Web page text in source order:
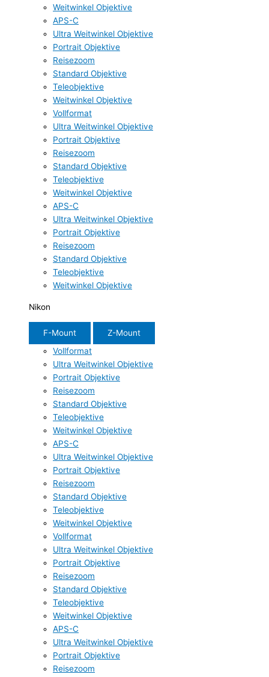
Weitwinkel Objektive
APS-C
Ultra Weitwinkel Objektive
Portrait Objektive
Reisezoom
Standard Objektive
Teleobjektive
Weitwinkel Objektive
Vollformat
Ultra Weitwinkel Objektive
Portrait Objektive
Reisezoom
Standard Objektive
Teleobjektive
Weitwinkel Objektive
APS-C
Ultra Weitwinkel Objektive
Portrait Objektive
Reisezoom
Standard Objektive
Teleobjektive
Weitwinkel Objektive
Nikon
F-Mount
Z-Mount
Vollformat
Ultra Weitwinkel Objektive
Portrait Objektive
Reisezoom
Standard Objektive
Teleobjektive
Weitwinkel Objektive
APS-C
Ultra Weitwinkel Objektive
Portrait Objektive
Reisezoom
Standard Objektive
Teleobjektive
Weitwinkel Objektive
Vollformat
Ultra Weitwinkel Objektive
Portrait Objektive
Reisezoom
Standard Objektive
Teleobjektive
Weitwinkel Objektive
APS-C
Ultra Weitwinkel Objektive
Portrait Objektive
Reisezoom